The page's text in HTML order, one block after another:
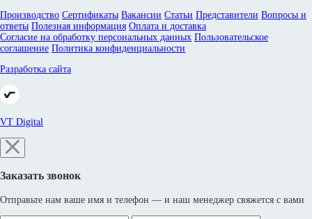
Производство Сертификаты Вакансии Статьи Представители Вопросы и
ответы Полезная информация Оплата и доставка
Согласие на обработку персональных данных Пользовательское
соглашение Политика конфиденциальности
Разработка сайта
VT Digital
Заказать звонок
Отправьте нам ваше имя и телефон — и наш менеджер свяжется с вами